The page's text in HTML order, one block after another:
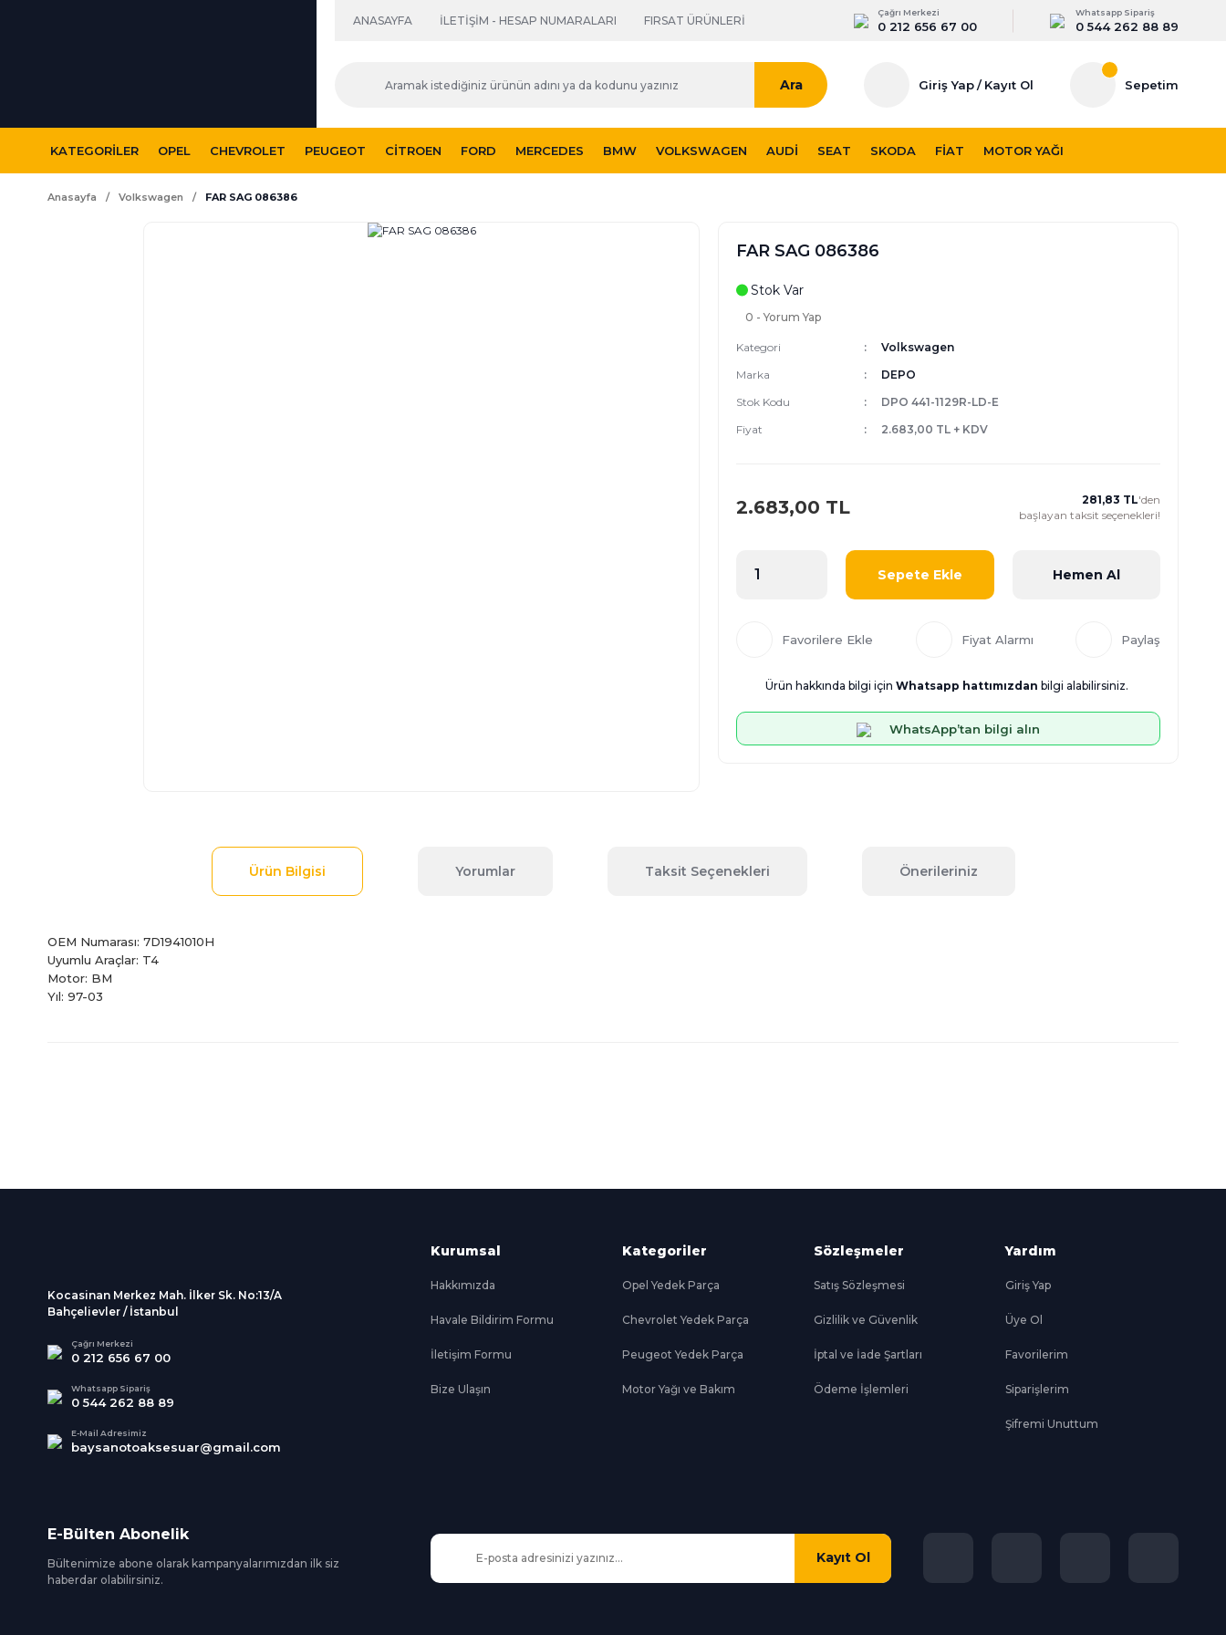
ANASAYFA İLETİŞİM - HESAP NUMARALARI FIRSAT ÜRÜNLERİ
Çağrı Merkezi
0 212 656 67 00
Whatsapp Sipariş
0 544 262 88 89
Ara Giriş Yap/ Kayıt Ol Sepetim
KATEGORILER OPEL CHEVROLET PEUGEOT CITROEN FORD MERCEDES BMW VOLKSWAGEN AUDI SEAT SKODA FIAT MOTOR YAĞI
Anasayfa Volkswagen FAR SAG 086386
FAR SAG 086386
Stok Var
0 - Yorum Yap
Kategori
Volkswagen
Marka
DEPO
Stok Kodu
DPO 441-1129R-LD-E
Fiyat
2.683,00 TL + KDV
2.683,00 TL 281,83 TL'den
başlayan taksit seçenekleri!
Sepete Ekle Hemen Al
Fiyat Alarmı Paylaş
Ürün hakkında bilgi için Whatsapp hattımızdan bilgi alabilirsiniz.
WhatsApp’tan bilgi alın
Ürün Bilgisi Yorumlar Taksit Seçenekleri Önerileriniz
OEM Numarası: 7D1941010H
Uyumlu Araçlar: T4
Motor: BM
Yıl: 97-03
Gönder
Kocasinan Merkez Mah. İlker Sk. No:13/A
Bahçelievler / İstanbul
Çağrı Merkezi
0 212 656 67 00
Whatsapp Sipariş
0 544 262 88 89
E-Mail Adresimiz
baysanotoaksesuar@gmail.com
Kurumsal
Hakkımızda
Havale Bildirim Formu
İletişim Formu
Bize Ulaşın
Kategoriler
Opel Yedek Parça
Chevrolet Yedek Parça
Peugeot Yedek Parça
Motor Yağı ve Bakım
Sözleşmeler
Satış Sözleşmesi
Gizlilik ve Güvenlik
İptal ve İade Şartları
Ödeme İşlemleri
Yardım
Giriş Yap
Üye Ol
Favorilerim
Siparişlerim
Şifremi Unuttum
E-Bülten Abonelik
Bültenimize abone olarak kampanyalarımızdan ilk siz
haberdar olabilirsiniz.
Kayıt Ol